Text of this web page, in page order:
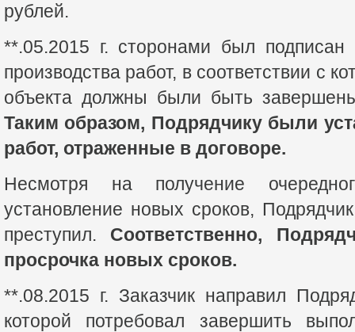
рублей.
**.05.2015 г. сторонами был подписан
производства работ, в соответствии с
объекта должны были быть
Таким образом, Подрядчику были
работ, отраженные в договоре.
Несмотря на получение
установление новых сроков,
преступил. Соответственно,
просрочка новых сроков.
**.08.2015 г. Заказчик направил
которой потребовал завершить